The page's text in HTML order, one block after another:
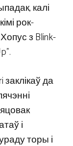
калі
рок-
з Blink-
да
і
торы і